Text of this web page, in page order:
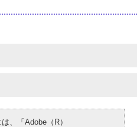
、「Adobe（R）